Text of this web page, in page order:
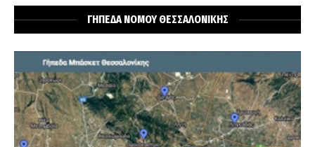
ΓΗΠΕΔΑ ΝΟΜΟΥ ΘΕΣΣΑΛΟΝΙΚΗΣ